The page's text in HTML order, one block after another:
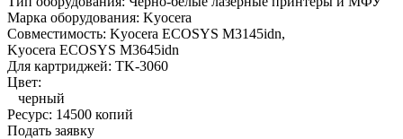
Марка оборудования: Kyocera
Совместимость: Kyocera ECOSYS M3145idn,
Kyocera ECOSYS M3645idn
Для картриджей: TK-3060
Цвет:
черный
Ресурс: 14500 копий
Подать заявку